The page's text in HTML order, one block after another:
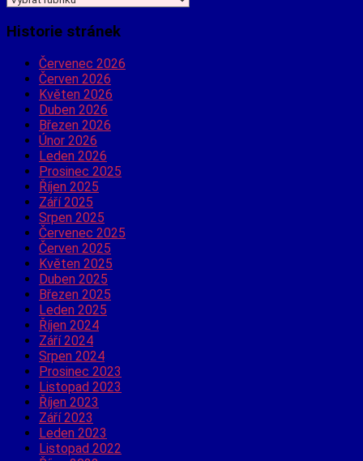
hledáte?
Historie stránek
Červenec 2026
Červen 2026
Květen 2026
Duben 2026
Březen 2026
Únor 2026
Leden 2026
Prosinec 2025
Říjen 2025
Září 2025
Srpen 2025
Červenec 2025
Červen 2025
Květen 2025
Duben 2025
Březen 2025
Leden 2025
Říjen 2024
Září 2024
Srpen 2024
Prosinec 2023
Listopad 2023
Říjen 2023
Září 2023
Leden 2023
Listopad 2022